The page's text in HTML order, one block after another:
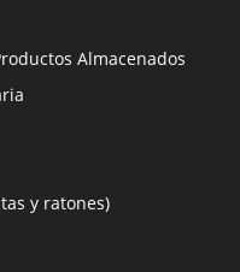
Almacenados
y ratones)